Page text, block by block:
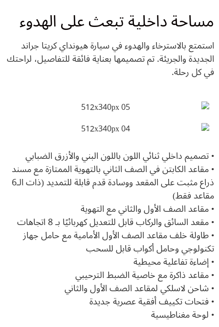
مساحة داخلية تبعث على الهدوء
استمتع بالاسترخاء والهدوء في سيارة هيونداي كريتا جراند
الجديدة والجريئة. تم تصميمها بعناية فائقة للتفاصيل، لراحتك
في كل رحلة.
• تصميم داخلي ثنائي اللون باللون البني والأزرق الضبابي
• مقاعد الكابتن في الصف الثاني بالتهوية الممتازة مع مسند
ذراع مثبت على المقعد ووسادة قدم قابلة للتمديد (ذات الـ6
مقاعد فقط)
• مقاعد الصف الأول والثاني مع التهوية
• مقعد السائق والركاب قابل للتعديل كهربائيًا بـ 8 اتجاهات
• طاولة خلف مقاعد الصف الأول الأمامية مع حامل جهاز
تكنولوجي وحامل أكواب قابل للسحب
• إضاءة تفاعلية محيطية
• مقاعد ذاكرة مع خاصية الضبط الترحيبي
• شاحن لاسلكي لمقاعد الصف الأول والثاني
• فتحات تكييف أفقية عصرية جديدة
• لوحة مغناطيسية